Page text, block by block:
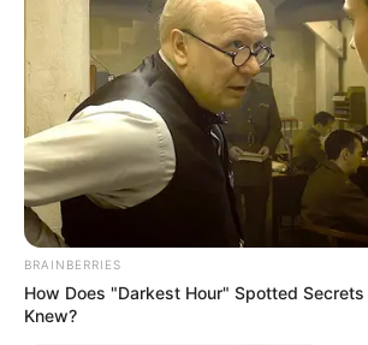
BRAINBERRIES
How Does "Darkest Hour" Spotted Secrets
Knew?